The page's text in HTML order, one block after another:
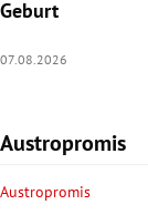
Geburt
07.08.2026
Austropromis
Austropromis